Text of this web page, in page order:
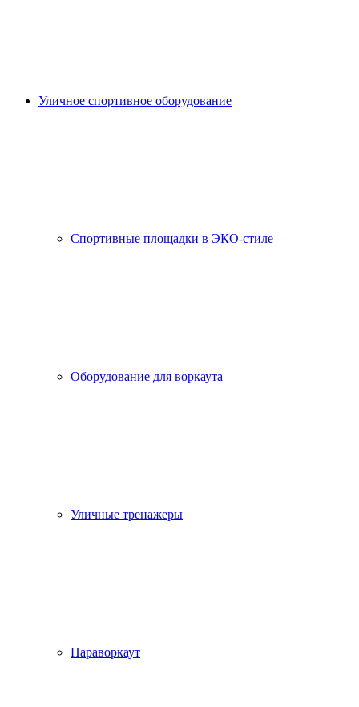
Уличное спортивное оборудование
Спортивные площадки в ЭКО-стиле
Оборудование для воркаута
Уличные тренажеры
Параворкаут